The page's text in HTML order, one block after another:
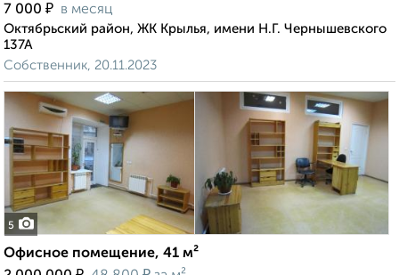
7 000 ₽ в месяц
Октябрьский район, ЖК Крылья, имени Н.Г. Чернышевского
137А
Собственник, 20.11.2023
5
Офисное помещение, 41 м²